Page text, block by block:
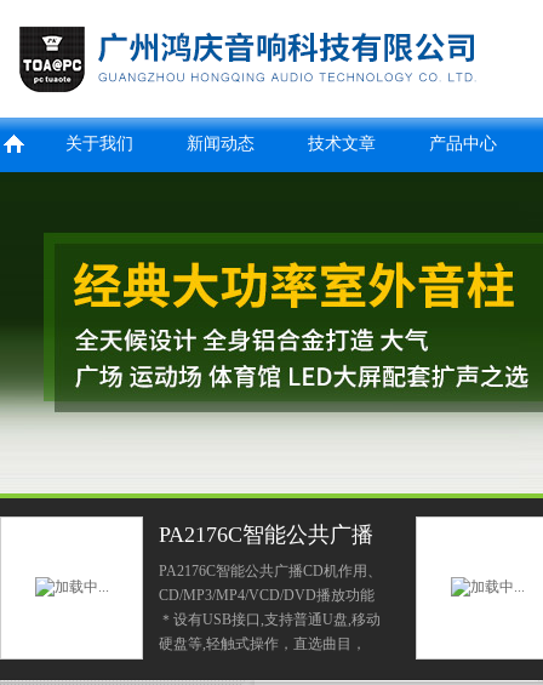
广州鸿庆音响科技有限公司
关于我们 新闻动态 技术文章 产品中心
PA2176C智能公共广播
CD机作用
PA2176C智能公共广播CD机作用、
CD/MP3/MP4/VCD/DVD播放功能
＊设有USB接口,支持普通U盘,移动
硬盘等,轻触式操作，直选曲目，